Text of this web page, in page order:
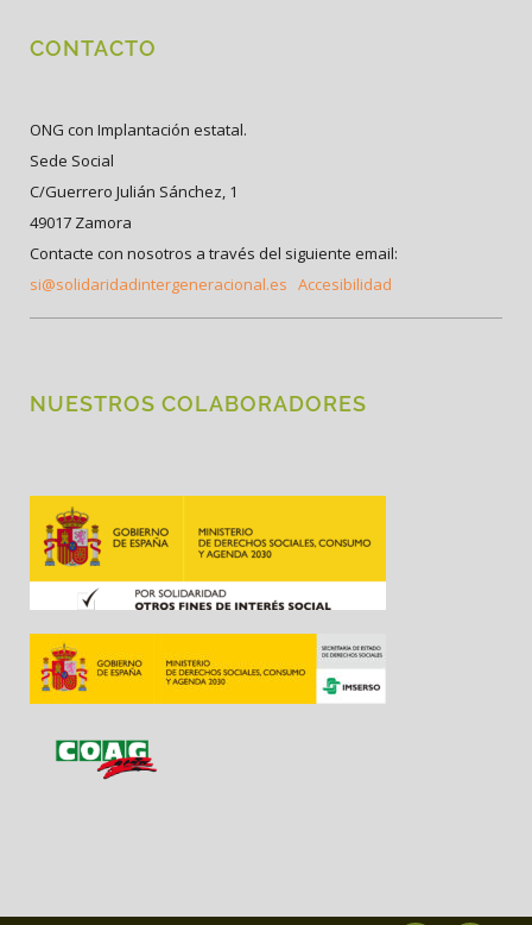
CONTACTO
ONG con Implantación estatal.
Sede Social
C/Guerrero Julián Sánchez, 1
49017 Zamora
Contacte con nosotros a través del siguiente email:
si@solidaridadintergeneracional.es Accesibilidad
NUESTROS COLABORADORES